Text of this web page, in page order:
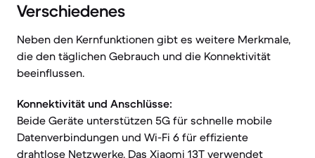
Verschiedenes
Neben den Kernfunktionen gibt es weitere Merkmale,
die den täglichen Gebrauch und die Konnektivität
beeinflussen.
Konnektivität und Anschlüsse:
Beide Geräte unterstützen 5G für schnelle mobile
Datenverbindungen und Wi-Fi 6 für effiziente
drahtlose Netzwerke. Das Xiaomi 13T verwendet